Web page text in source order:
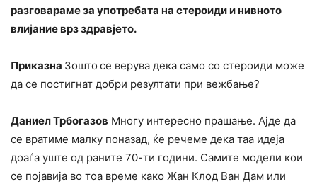
разговараме за употребата на стероиди и нивното
влијание врз здравјето.
Приказна Зошто се верува дека само со стероиди може
да се постигнат добри резултати при вежбање?
Даниел Трбогазов Многу интересно прашање. Ајде да
се вратиме малку поназад, ќе речеме дека таа идеја
доаѓа уште од раните 70-ти години. Самите модели кои
се појавија во тоа време како Жан Клод Ван Дам или